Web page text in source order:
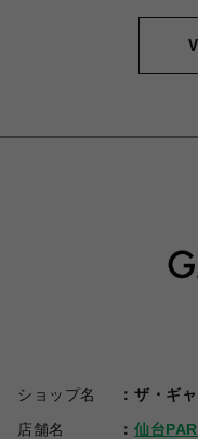
ショップ名
ザ・ギ
店舗名
仙台